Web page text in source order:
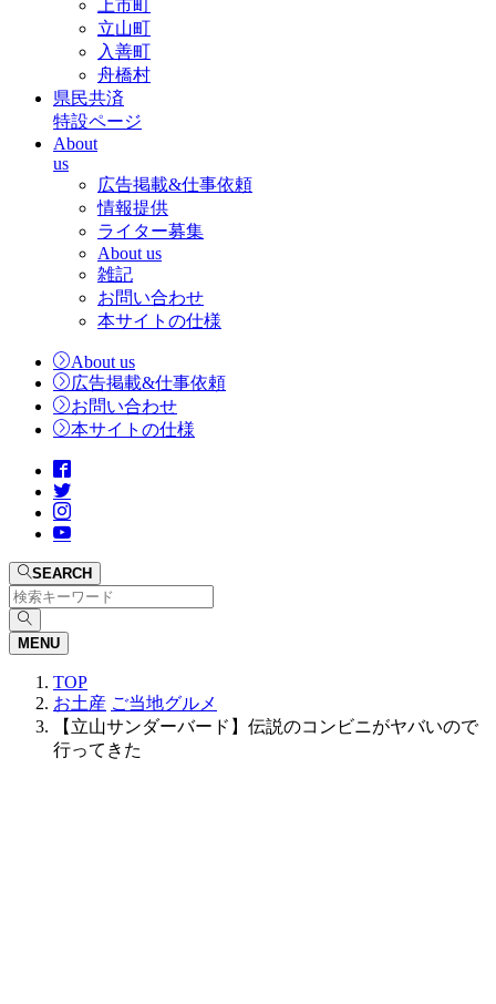
上市町
立山町
入善町
舟橋村
県民共済
特設ページ
About
us
広告掲載&仕事依頼
情報提供
ライター募集
About us
雑記
お問い合わせ
本サイトの仕様
About us
広告掲載&仕事依頼
お問い合わせ
本サイトの仕様
SEARCH
MENU
TOP
お土産 ご当地グルメ
【立山サンダーバード】伝説のコンビニがヤバいので
行ってきた